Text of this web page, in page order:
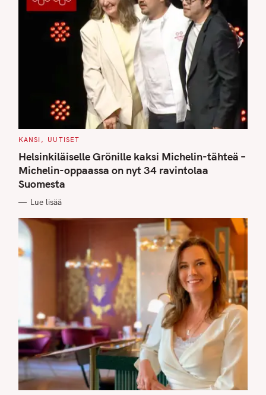
C
T
E
G
O
R
I
S
KANSI UUTISET
Helsinkiläiselle Grönille kaksi Michelin-tähteä –
Michelin-oppaassa on nyt 34 ravintolaa
Suomesta
Lue lisää